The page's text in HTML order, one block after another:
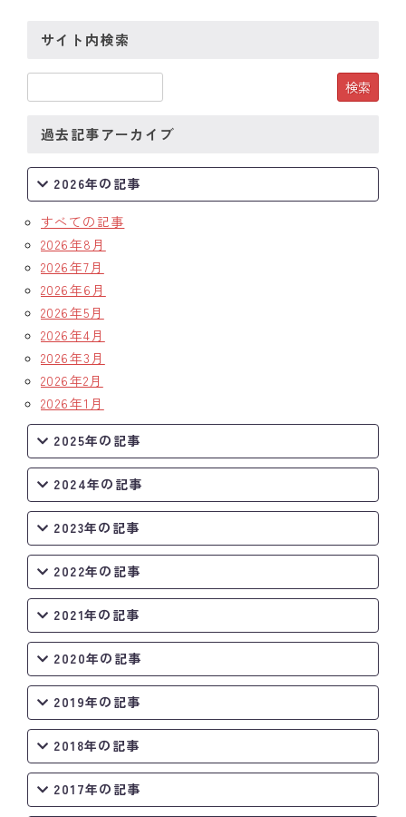
サイト内検索
過去記事アーカイブ
2026年の記事
すべての記事
2026年8月
2026年7月
2026年6月
2026年5月
2026年4月
2026年3月
2026年2月
2026年1月
2025年の記事
2024年の記事
2023年の記事
2022年の記事
2021年の記事
2020年の記事
2019年の記事
2018年の記事
2017年の記事